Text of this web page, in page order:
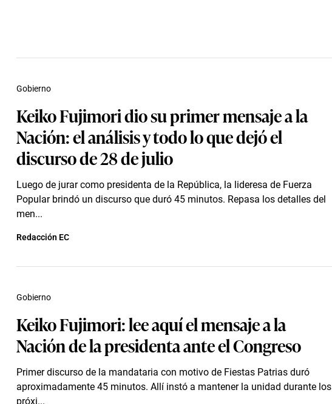
Keiko Fujimori dio su primer mensaje a la
Nación: el análisis y todo lo que dejó el
discurso de 28 de julio
Luego de jurar como presidenta de la República, la lideresa de Fuerza
Popular brindó un discurso que duró 45 minutos. Repasa los detalles del
men...
Gobierno
Redacción EC
Keiko Fujimori: lee aquí el mensaje a la
Nación de la presidenta ante el Congreso
Primer discurso de la mandataria con motivo de Fiestas Patrias duró
aproximadamente 45 minutos. Allí instó a mantener la unidad durante los
próxi...
Gobierno